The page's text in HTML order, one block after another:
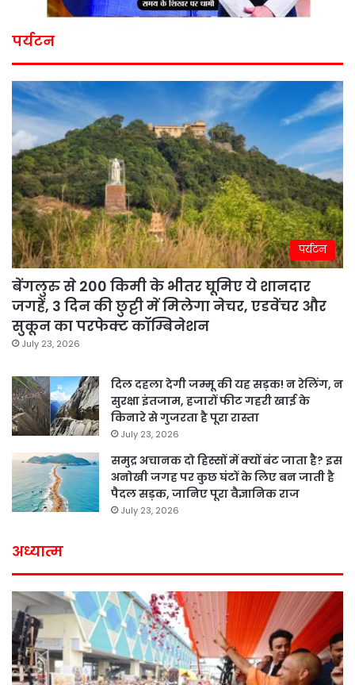
पर्यटन
पर्यटन
बेंगलुरु से 200 किमी के भीतर घूमिए ये शानदार
जगहें, 3 दिन की छुट्टी में मिलेगा नेचर, एडवेंचर और
सुकून का परफेक्ट कॉम्बिनेशन
July 23, 2026
दिल दहला देगी जम्मू की यह सड़क! न रेलिंग, न
सुरक्षा इंतजाम, हजारों फीट गहरी खाई के
किनारे से गुजरता है पूरा रास्ता
July 23, 2026
समुद्र अचानक दो हिस्सों में क्यों बंट जाता है? इस
अनोखी जगह पर कुछ घंटों के लिए बन जाती है
पैदल सड़क, जानिए पूरा वैज्ञानिक राज
July 23, 2026
अध्यात्म